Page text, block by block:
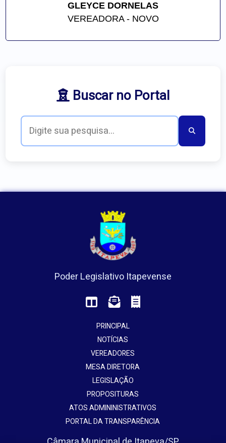
GLEYCE DORNELAS
VEREADORA - NOVO
Buscar no Portal
Poder Legislativo Itapevense
PRINCIPAL
NOTÍCIAS
VEREADORES
MESA DIRETORA
LEGISLAÇÃO
PROPOSITURAS
ATOS ADMININISTRATIVOS
PORTAL DA TRANSPARÊNCIA